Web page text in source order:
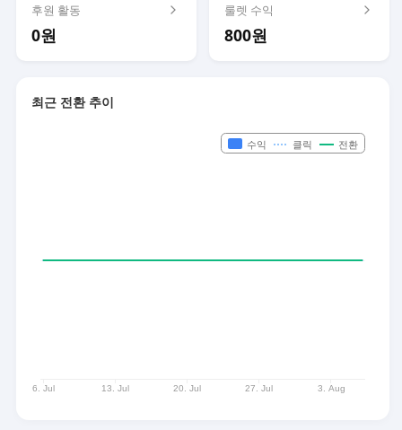
후원 활동
0원
룰렛 수익
800원
최근 전환 추이